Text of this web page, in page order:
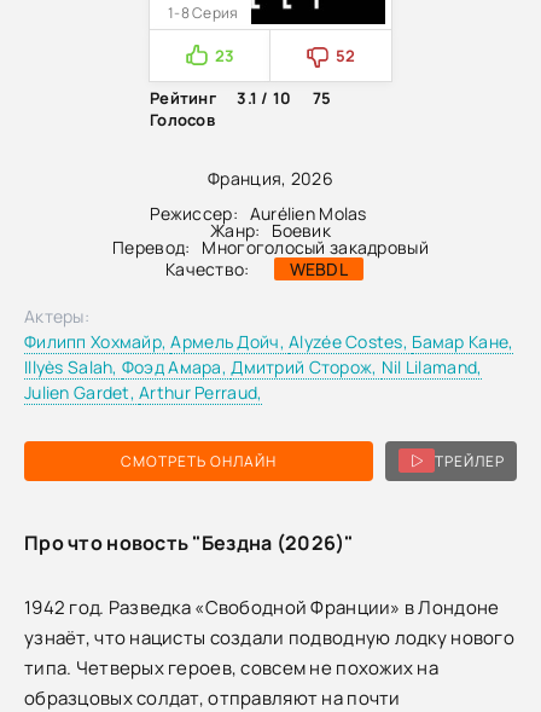
Франция, 2026
Режиссер: Aurélien Molas
Жанр: Боевик
Перевод:
Многоголосый закадровый
Качество:
WEBDL
1-8 Серия
23
52
Рейтинг
3.1 / 10
75
Голосов
СМОТРЕТЬ ОНЛАЙН ТРЕЙЛЕР
Актеры:
Филипп Хохмайр,Армель Дойч,Alyzée Costes, Бамар Кане,
Illyès Salah, Фоэд Амара,Дмитрий Сторож, Nil Lilamand,
Julien Gardet,Arthur Perraud,
Про что новость "Бездна (2026)"
1942 год. Разведка «Свободной Франции» в Лондоне
узнаёт, что нацисты создали подводную лодку нового
типа. Четверых героев, совсем не похожих на
образцовых солдат, отправляют на почти